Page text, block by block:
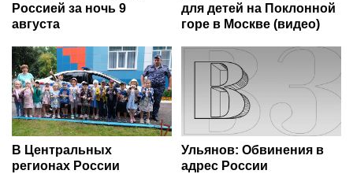
Россией за ночь 9
августа
для детей на Поклонной
горе в Москве (видео)
В Центральных
регионах России
Ульянов: Обвинения в
адрес России